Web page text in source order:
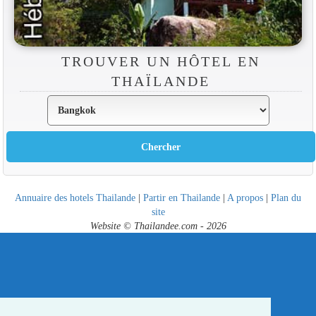
TROUVER UN HÔTEL EN
THAÏLANDE
Annuaire des hotels Thailande | Partir en Thailande | A propos | Plan du
site
Website © Thailandee.com - 2026